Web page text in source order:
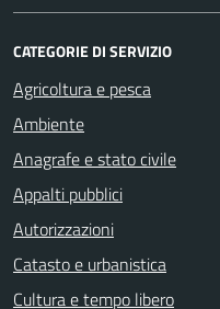
CATEGORIE DI SERVIZIO
Agricoltura e pesca
Ambiente
Anagrafe e stato civile
Appalti pubblici
Autorizzazioni
Catasto e urbanistica
Cultura e tempo libero